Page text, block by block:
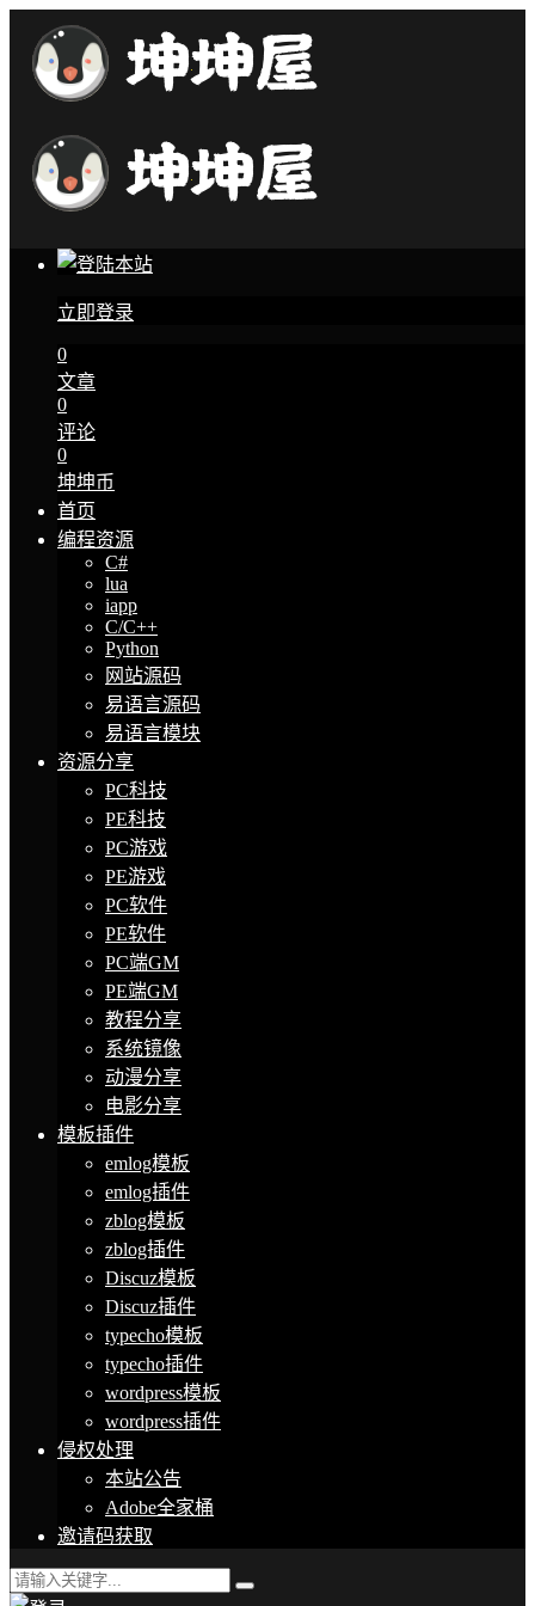
立即登录
0
文章
0
评论
0
坤坤币
首页
编程资源
C#
lua
iapp
C/C++
Python
网站源码
易语言源码
易语言模块
资源分享
PC科技
PE科技
PC游戏
PE游戏
PC软件
PE软件
PC端GM
PE端GM
教程分享
系统镜像
动漫分享
电影分享
模板插件
emlog模板
emlog插件
zblog模板
zblog插件
Discuz模板
Discuz插件
typecho模板
typecho插件
wordpress模板
wordpress插件
侵权处理
本站公告
Adobe全家桶
邀请码获取